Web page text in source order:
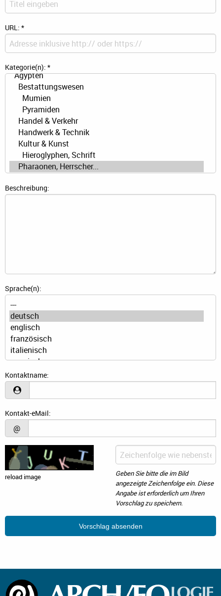
URL: *
Kategorie(n): *
Beschreibung:
Sprache(n):
Kontaktname:
Kontakt-eMail:
@
reload image
Geben Sie bitte die im Bild
angezeigte Zeichenfolge ein. Diese
Angabe ist erforderlich um Ihren
Vorschlag zu speichern.